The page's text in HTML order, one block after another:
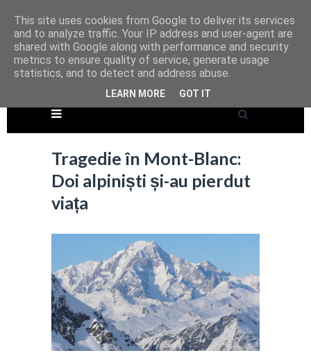
Tragedie în Mont-Blanc:
Doi alpiniști și-au pierdut
viața
This site uses cookies from Google to deliver its services
and to analyze traffic. Your IP address and user-agent are
shared with Google along with performance and security
metrics to ensure quality of service, generate usage
statistics, and to detect and address abuse.
LEARN MORE GOT IT